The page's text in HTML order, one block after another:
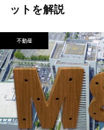
ットを解説
不動産